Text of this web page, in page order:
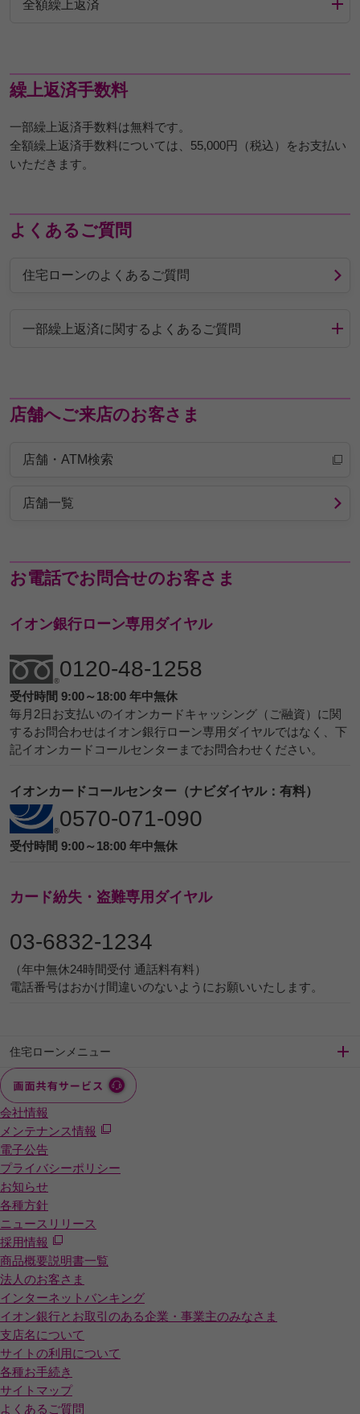
全額繰上返済
繰上返済手数料
一部繰上返済手数料は無料です。
全額繰上返済手数料については、55,000円（税込）をお支払い
いただきます。
よくあるご質問
住宅ローンのよくあるご質問
一部繰上返済に関するよくあるご質問
店舗へご来店のお客さま
店舗・ATM検索
店舗一覧
お電話でお問合せのお客さま
イオン銀行ローン専用ダイヤル
0120-48-1258
受付時間 9:00～18:00 年中無休
毎月2日お支払いのイオンカードキャッシング（ご融資）に関
するお問合わせはイオン銀行ローン専用ダイヤルではなく、下
記イオンカードコールセンターまでお問合わせください。
イオンカードコールセンター（ナビダイヤル：有料）
0570-071-090
受付時間 9:00～18:00 年中無休
カード紛失・盗難専用ダイヤル
03-6832-1234
（年中無休24時間受付 通話料有料）
電話番号はおかけ間違いのないようにお願いいたします。
住宅ローンメニュー
会社情報
メンテナンス情報
電子公告
プライバシーポリシー
お知らせ
各種方針
ニュースリリース
採用情報
商品概要説明書一覧
法人のお客さま
インターネットバンキング
イオン銀行とお取引のある企業・事業主のみなさま
支店名について
サイトの利用について
各種お手続き
サイトマップ
よくあるご質問